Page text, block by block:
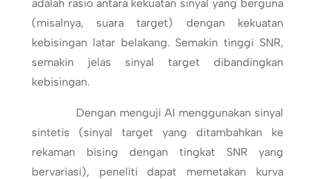
adalah rasio antara kekuatan sinyal yang berguna
(misalnya, suara target) dengan kekuatan
kebisingan latar belakang. Semakin tinggi SNR,
semakin jelas sinyal target dibandingkan
kebisingan.
Dengan menguji AI menggunakan sinyal
sintetis (sinyal target yang ditambahkan ke
rekaman bising dengan tingkat SNR yang
bervariasi), peneliti dapat memetakan kurva